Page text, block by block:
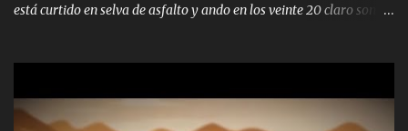
está curtido en selva de asfalto y ando en los veinte 20 claro son
pa más pues hay charola les voy a dar hasta topar pues no hay de
otra Música Surcando bien mi camino voy por mi línea no veo a